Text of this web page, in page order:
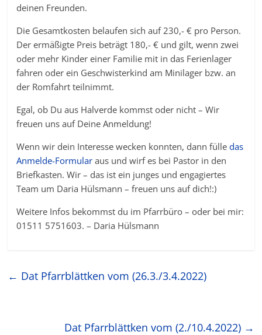
deinen Freunden.
Die Gesamtkosten belaufen sich auf 230,- € pro Person.
Der ermäßigte Preis beträgt 180,- € und gilt, wenn zwei
oder mehr Kinder einer Familie mit in das Ferienlager
fahren oder ein Geschwisterkind am Minilager bzw. an
der Romfahrt teilnimmt.
Egal, ob Du aus Halverde kommst oder nicht – Wir
freuen uns auf Deine Anmeldung!
Wenn wir dein Interesse wecken konnten, dann fülledas
Anmelde-Formular aus und wirf es bei Pastor in den
Briefkasten. Wir – das ist ein junges und engagiertes
Team um Daria Hülsmann – freuen uns auf dich!:)
Weitere Infos bekommst du im Pfarrbüro – oder bei mir:
01511 5751603. – Daria Hülsmann
← Dat Pfarrblättken vom (26.3./3.4.2022)
Dat Pfarrblättken vom (2./10.4.2022) →